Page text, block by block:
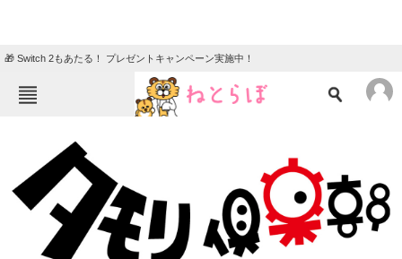
🎁 Switch 2もあたる！ プレゼントキャンペーン実施中！
エンタメ
地域
住まい 教育・育児